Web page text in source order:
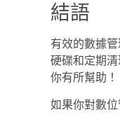
結語
有效的數據
硬碟和定期
你有所幫助！
如果你對數